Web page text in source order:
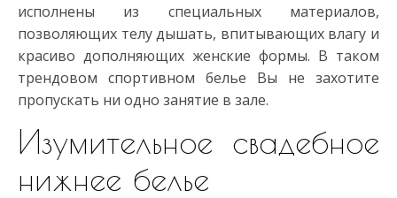
исполнены из специальных материалов,
позволяющих телу дышать, впитывающих влагу и
красиво дополняющих женские формы. В таком
трендовом спортивном белье Вы не захотите
пропускать ни одно занятие в зале.
Изумительное свадебное
нижнее белье